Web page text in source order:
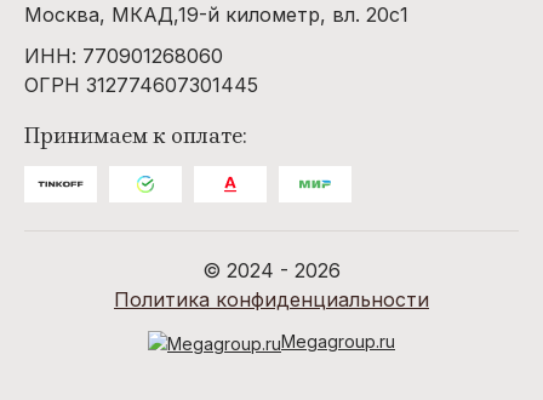
Москва, МКАД,19-й километр, вл. 20с1
ИНН: 770901268060
ОГРН 312774607301445
Принимаем к оплате:
© 2024 - 2026
Политика конфиденциальности
Megagroup.ru